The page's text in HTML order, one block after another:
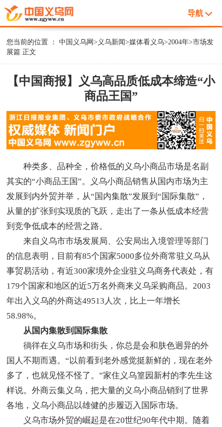
导航
您当前的位置 ：中国义乌网> 义乌新闻>媒体看义乌>2004年>市场发
展篇 正文
【中国商报】义乌高品质低成本缔造“小
商品王国”
种类多、品种全，价格低的义乌小商品市场是名副
其实的“小商品王国”。义乌小商品销售从国内市场为主
发展到内外贸并举，从“国内集散”发展到“国际集散”，
从量的扩张到实现质的飞跃，走出了一条从低成本经营
到竞争低成本的经营之路。
来自义乌市市场发展局、公安局出入境管理等部门
的信息表明，目前有85个国家5000多位外商常驻义乌从
事贸易活动，有近300家境外企业驻义乌商务代表处，有
179个国家和地区的近5万名外商来义乌采购商品。2003
年出入义乌的外商达49513人次，比上一年增长
58.98%。
从国内集散到国际集散
徜徉在义乌市场和街头，你总是会和肤色迥异的外
国人不期而遇。“以前看到老外感觉挺新鲜的，现在老外
多了，也就见怪不怪了。”家住义乌篁园新村的李先生这
样说。外商云集义乌，把大量的义乌小商品销到了世界
各地，义乌小商品以雄健的步履迈入国际市场。
义乌市场外贸的崛起是在20世纪90年代中期。随着